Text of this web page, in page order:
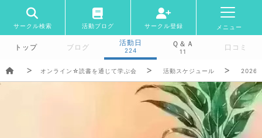
サークル検索 活動ブログ サークル登録 メニュー
トップ ブログ
活動日
224
Ｑ＆Ａ
11 口コミ
オンライン☆読書を通じて学ぶ会 活動スケジュール 2026/